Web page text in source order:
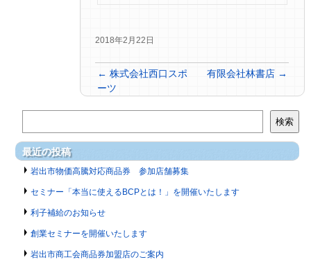
2018年2月22日
← 株式会社西口スポ
ーツ
有限会社林書店 →
検索
最近の投稿
岩出市物価高騰対応商品券 参加店舗募集
セミナー「本当に使えるBCPとは！」を開催いたします
利子補給のお知らせ
創業セミナーを開催いたします
岩出市商工会商品券加盟店のご案内